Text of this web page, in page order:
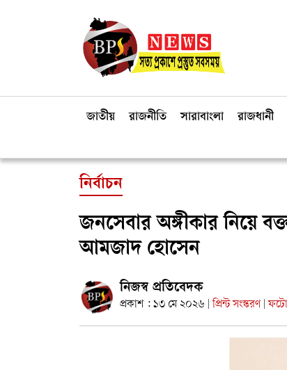
জাতীয় রাজনীতি সারাবাংলা রাজধানী
নির্বাচন
জনসেবার অঙ্গীকার নিয়ে
আমজাদ হোসেন
নিজস্ব প্রতিবেদক
প্রকাশ : ১৩ মে ২০২৬ প্রিন্ট সংস্করণ ফটো